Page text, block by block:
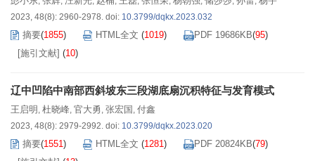
2023, 48(8): 2960-2978. doi: 10.3799/dqkx.2023.032
摘要(1855) HTML全文 (1019) PDF 19686KB(95)
[施引文献] (10)
辽中凹陷中南部西斜坡东三段湖底扇沉积特征与发育模式
王启明 , 杜晓峰, 官大勇, 张宏国 , 付鑫
2023, 48(8): 2979-2992. doi: 10.3799/dqkx.2023.020
摘要(1551) HTML全文 (1281) PDF 20824KB(79)